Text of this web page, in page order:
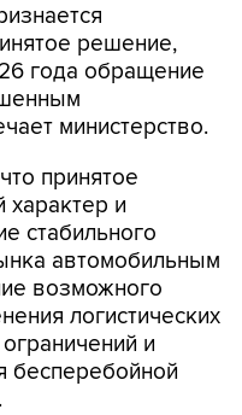
решение,
года обращение
министерство.
принятое
и
стабильного
автомобильным
возможного
логистических
и
бесперебойной